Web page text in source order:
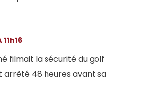
filmait la sécurité du golf
arrêté 48 heures avant sa
11h16